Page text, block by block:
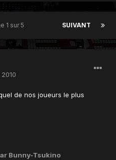
SUIVANT
1 sur 5
de nos joueurs le plus
Bunny-Tsukino